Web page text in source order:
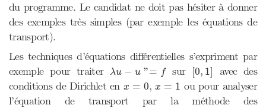
du programme. Le candidat ne doit pas hésiter à donner
des exemples très simples (par exemple les équations de
transport).
Les techniques d’équations différentielles s’expriment par
exemple pour traiter
λu − u "= f
λ u u"= sur [0, 1]
[0 1]
avec des
conditions de Dirichlet en x = 0
x ,x = 1
x
ou pour analyser
l’équation de transport par la méthode des